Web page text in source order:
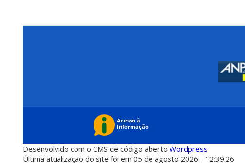
Desenvolvido com o CMS de código aberto Wordpress
Última atualização do site foi em 05 de agosto 2026 - 12:39:26